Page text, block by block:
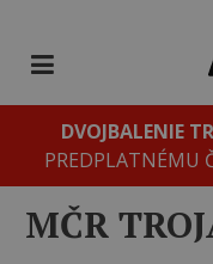
DVOJBALENIE
PREDPLATNÉMU
MČR